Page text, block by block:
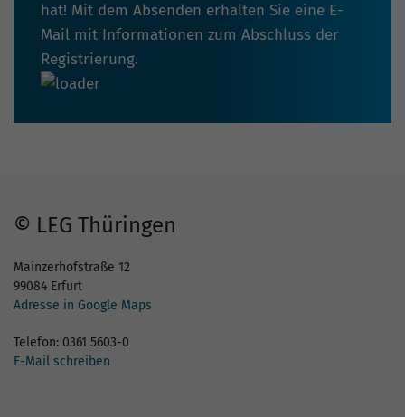
hat! Mit dem Absenden erhalten Sie eine E-
Mail mit Informationen zum Abschluss der
Registrierung.
© LEG Thüringen
Mainzerhofstraße 12
99084 Erfurt
Adresse in Google Maps
Telefon: 0361 5603-0
E-Mail schreiben